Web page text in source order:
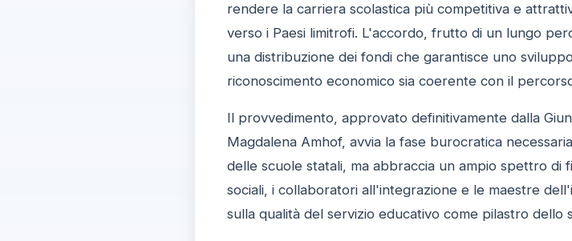
rendere la carriera scolastica più competitiva e
verso i Paesi limitrofi. L'accordo, frutto di un lungo
una distribuzione dei fondi che garantisce uno
riconoscimento economico sia coerente con il
Il provvedimento, approvato definitivamente dalla
Magdalena Amhof, avvia la fase burocratica
delle scuole statali, ma abbraccia un ampio spettro
sociali, i collaboratori all'integrazione e le maestre
sulla qualità del servizio educativo come pilastro dello